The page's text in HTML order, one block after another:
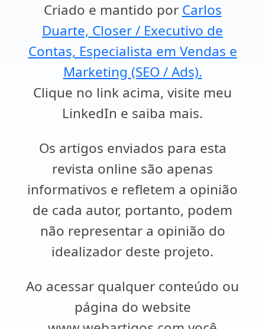
Criado e mantido por Carlos
Duarte, Closer / Executivo de
Contas, Especialista em Vendas e
Marketing (SEO / Ads).
Clique no link acima, visite meu
LinkedIn e saiba mais.
Os artigos enviados para esta
revista online são apenas
informativos e refletem a opinião
de cada autor, portanto, podem
não representar a opinião do
idealizador deste projeto.
Ao acessar qualquer conteúdo ou
página do website